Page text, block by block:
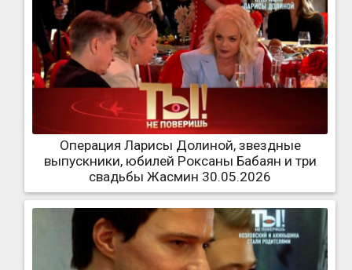
Операция Ларисы Долиной, звездные
выпускники, юбилей Роксаны Бабаян и три
свадьбы Жасмин 30.05.2026